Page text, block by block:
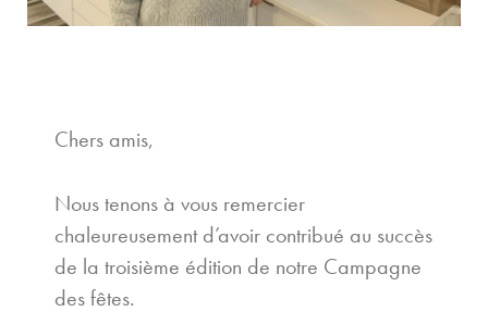
Chers amis,
Nous tenons à vous remercier
chaleureusement d’avoir contribué au succès
de la troisième édition de notre Campagne
des fêtes.